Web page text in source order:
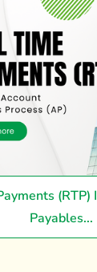
(RTP)
Payables...